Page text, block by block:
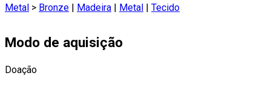
Metal > Bronze | Madeira | Metal | Tecido
Modo de aquisição
Doação